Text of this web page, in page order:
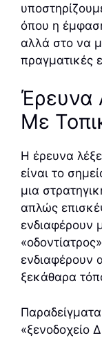
όπου η
αλλά στο να
πραγματικές
Έρευνα
Με
Η έρευνα
είναι το
μια
απλώς
ενδιαφέρουν
ενδιαφέρουν
ξεκάθαρα
«ξενοδοχείο